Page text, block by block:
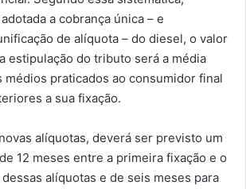
a cobrança única – e
de alíquota – do diesel, o valor
estipulação do tributo será a média
médios praticados ao consumidor final
a sua fixação.
alíquotas, deverá ser previsto um
12 meses entre a primeira fixação e o
alíquotas e de seis meses para